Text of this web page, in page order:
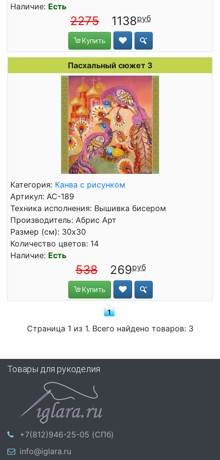
Наличие: Есть
2275 1138
Купить
Пасхальный сюжет 3
Категория: Канва с рисунком
Артикул: АС-189
Техника исполнения: Вышивка бисером
Производитель: Абрис Арт
Размер (см): 30x30
Количество цветов: 14
Наличие: Есть
538 269
Купить
1
Страница 1 из 1. Всего найдено товаров: 3
Товары для рукоделия
+7(812)946-25-05 (СПб)
info@iglara.ru